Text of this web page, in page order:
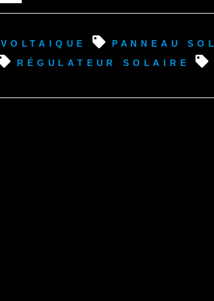
panneau
régulateur solaire